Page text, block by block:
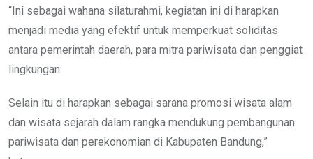
“Ini sebagai wahana silaturahmi, kegiatan ini di harapkan
menjadi media yang efektif untuk memperkuat soliditas
antara pemerintah daerah, para mitra pariwisata dan penggiat
lingkungan.
Selain itu di harapkan sebagai sarana promosi wisata alam
dan wisata sejarah dalam rangka mendukung pembangunan
pariwisata dan perekonomian di Kabupaten Bandung,”